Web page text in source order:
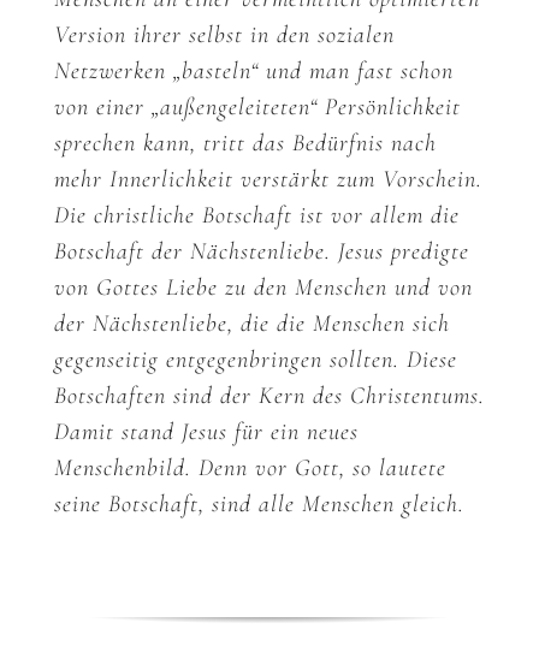
Version ihrer selbst in den sozialen
Netzwerken „basteln“ und man fast schon
von einer „außengeleiteten“ Persönlichkeit
sprechen kann, tritt das Bedürfnis nach
mehr Innerlichkeit verstärkt zum Vorschein.
Die christliche Botschaft ist vor allem die
Botschaft der Nächstenliebe. Jesus predigte
von Gottes Liebe zu den Menschen und von
der Nächstenliebe, die die Menschen sich
gegenseitig entgegenbringen sollten. Diese
Botschaften sind der Kern des Christentums.
Damit stand Jesus für ein neues
Menschenbild. Denn vor Gott, so lautete
seine Botschaft, sind alle Menschen gleich.